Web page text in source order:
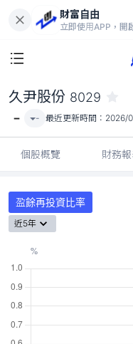
財富自由
立即使用APP，開
久尹股份 8029
- - 最近更新時間： 2026/
個股概覽 財務
盈餘再投資比率
近5年